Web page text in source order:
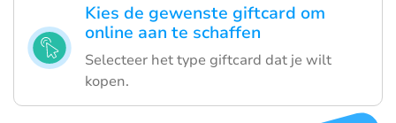
Kies de gewenste giftcard om
online aan te schaffen
Selecteer het type giftcard dat je wilt
kopen.